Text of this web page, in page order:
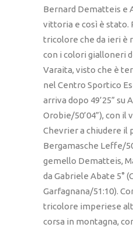
Bernard Dematteis e
vittoria e così è stato.
tricolore che da ieri è
con i colori gialloneri
Varaita, visto che è
nel Centro Sportico
arriva dopo 49’25” su
Orobie/50’04”), con il
Chevrier a chiudere il
Bergamasche Leffe/
gemello Dematteis,
da Gabriele Abate 5°
Garfagnana/51:10).
tricolore imperiese
corsa in montagna,